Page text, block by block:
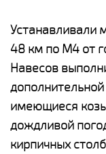
Устанавливали
48 км по М4 от
Навесов
имеющиеся
дождливой
кирпичных